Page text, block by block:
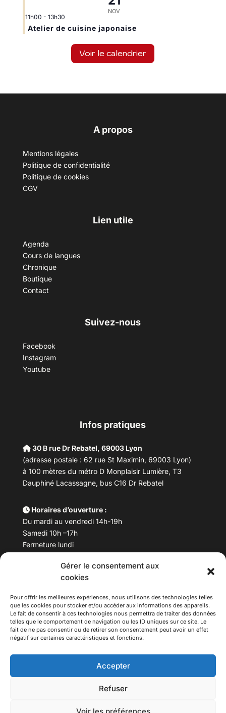
Gérer le consentement aux
cookies
Pour offrir les meilleures expériences, nous utilisons des technologies telles
que les cookies pour stocker et/ou accéder aux informations des appareils.
Le fait de consentir à ces technologies nous permettra de traiter des données
telles que le comportement de navigation ou les ID uniques sur ce site. Le
fait de ne pas consentir ou de retirer son consentement peut avoir un effet
négatif sur certaines caractéristiques et fonctions.
Accepter
Refuser
Voir les préférences
NOV
11h00 - 13h30
Atelier de cuisine japonaise
Voir le calendrier
A propos
Mentions légales
Politique de confidentialité
Politique de cookies
CGV
Lien utile
Agenda
Cours de langues
Chronique
Boutique
Contact
Suivez-nous
Facebook
Instagram
Youtube
Infos pratiques
30 B rue Dr Rebatel, 69003 Lyon
(adresse postale : 62 rue St Maximin, 69003 Lyon)
à 100 mètres du métro D Monplaisir Lumière, T3
Dauphiné Lacassagne, bus C16 Dr Rebatel
Horaires d’ouverture :
Du mardi au vendredi 14h-19h
Samedi 10h –17h
Fermeture lundi
Téléphone : 04 78 53 06 40
maisondesculturesasiatiques@asiexpo.com